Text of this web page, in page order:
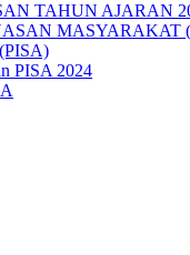
TAHUN AJARAN
MASYARAKAT
PISA 2024